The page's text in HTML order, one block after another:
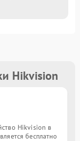
Hikvision
Hikvision в
бесплатно